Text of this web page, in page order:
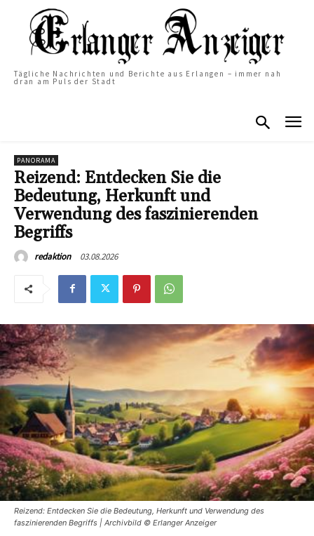
Tägliche Nachrichten und Berichte aus Erlangen – immer nah
dran am Puls der Stadt
PANORAMA
Reizend: Entdecken Sie die
Bedeutung, Herkunft und
Verwendung des faszinierenden
Begriffs
redaktion 03.08.2026
Reizend: Entdecken Sie die Bedeutung, Herkunft und Verwendung des
faszinierenden Begriffs | Archivbild © Erlanger Anzeiger